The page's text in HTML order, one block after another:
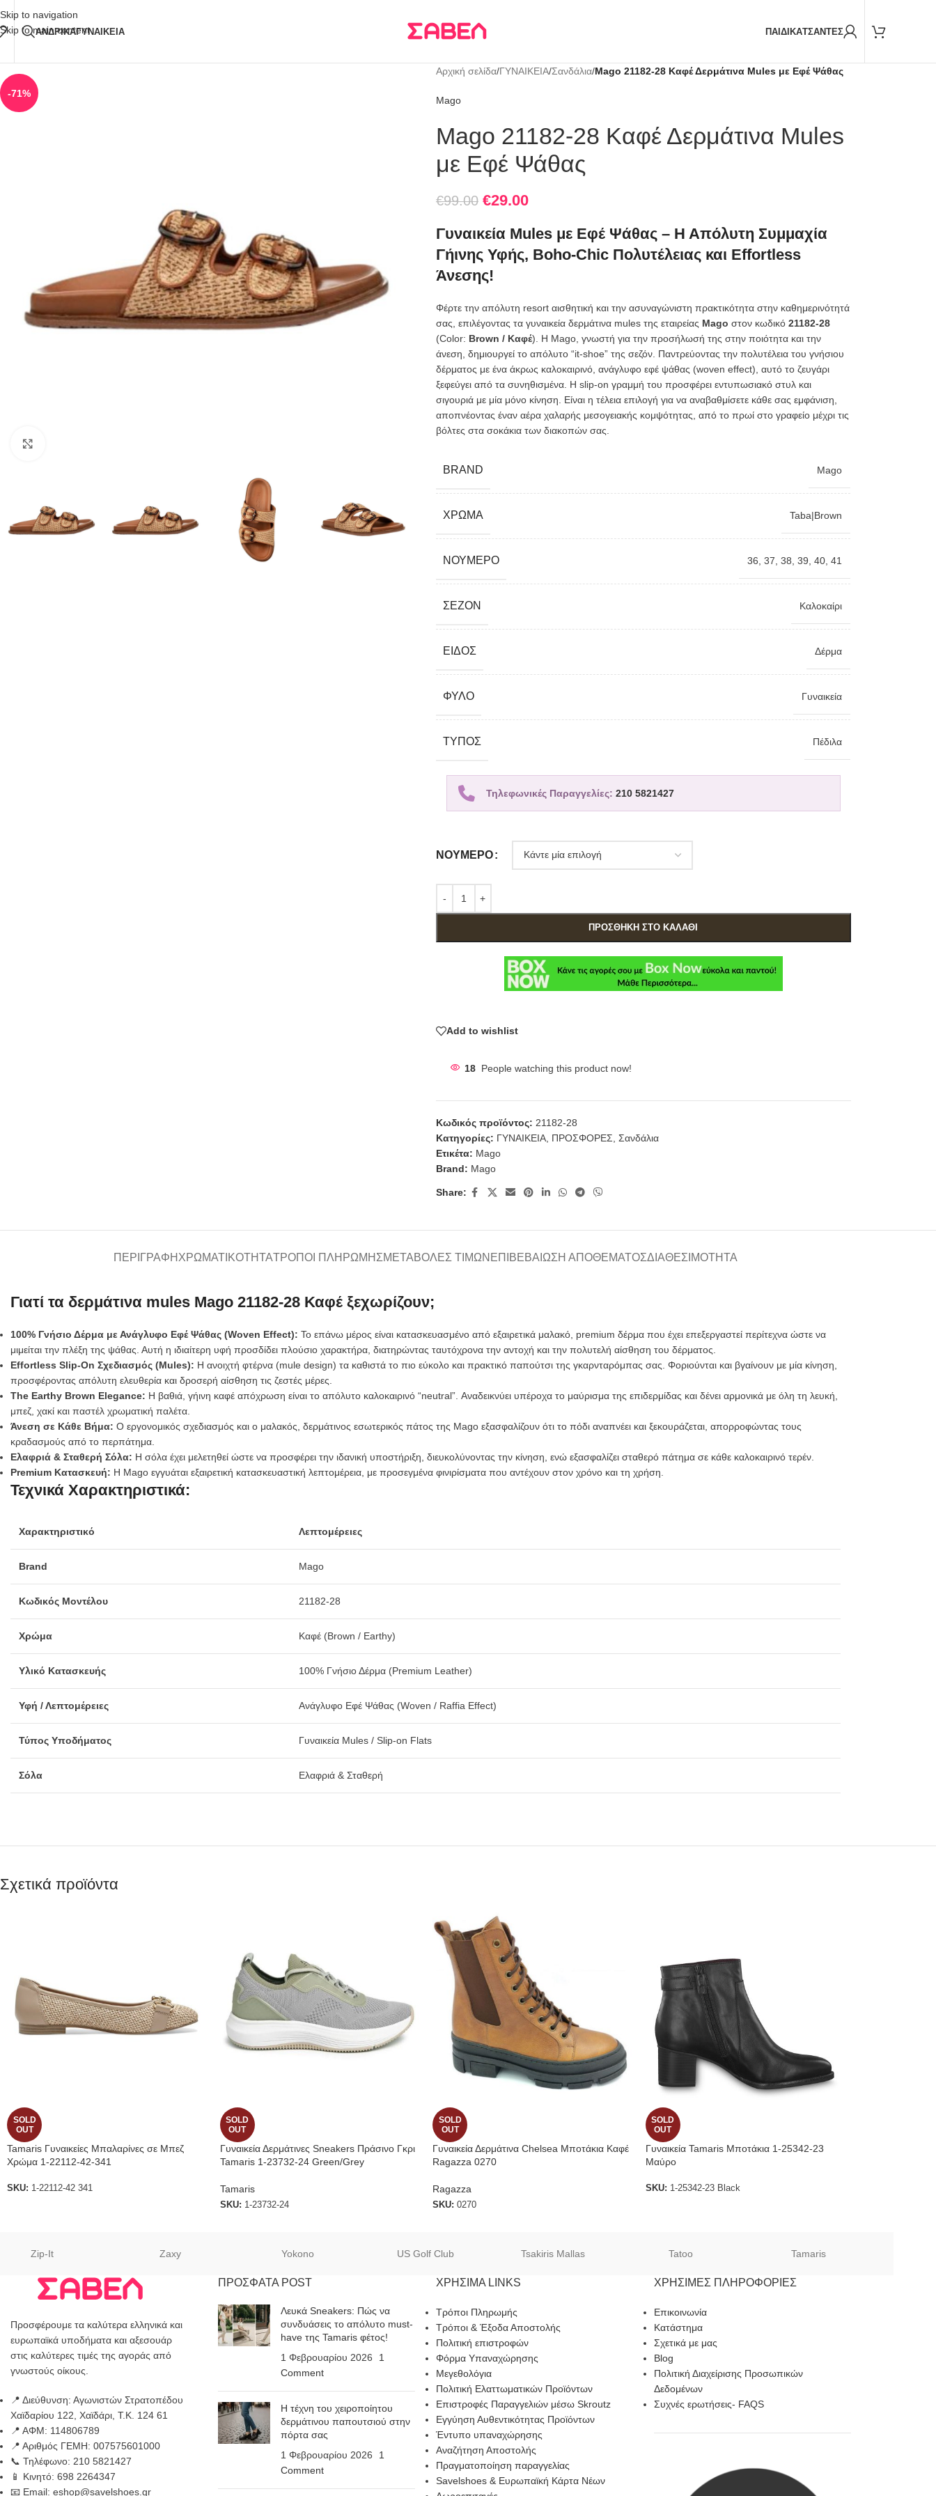
Skip to navigation
Skip to main content
Δωρεάν Μεταφορικά
ΑΝΔΡΙΚΑΓΥΝΑΙΚΕΙΑ ΠΑΙΔΙΚΑΤΣΑΝΤΕΣ
-71%
Αρχική σελίδα/ΓΥΝΑΙΚΕΙΑ/Σανδάλια/Mago 21182-28 Καφέ Δερμάτινα Mules με Εφέ Ψάθας
Mago
Mago 21182-28 Καφέ Δερμάτινα Mules
με Εφέ Ψάθας
€99.00 €29.00
Γυναικεία Mules με Εφέ Ψάθας – Η Απόλυτη Συμμαχία
Γήινης Υφής, Boho-Chic Πολυτέλειας και Effortless
Άνεσης!
Φέρτε την απόλυτη resort αισθητική και την ασυναγώνιστη πρακτικότητα στην καθημερινότητά
σας, επιλέγοντας τα γυναικεία δερμάτινα mules της εταιρείας Mago στον κωδικό 21182-28
(Color: Brown / Καφέ). Η Mago, γνωστή για την προσήλωσή της στην ποιότητα και την
άνεση, δημιουργεί το απόλυτο “it-shoe” της σεζόν. Παντρεύοντας την πολυτέλεια του γνήσιου
δέρματος με ένα άκρως καλοκαιρινό, ανάγλυφο εφέ ψάθας (woven effect), αυτό το ζευγάρι
ξεφεύγει από τα συνηθισμένα. Η slip-on γραμμή του προσφέρει εντυπωσιακό στυλ και
σιγουριά με μία μόνο κίνηση.
Είναι η τέλεια επιλογή για να αναβαθμίσετε κάθε σας εμφάνιση,
αποπνέοντας έναν αέρα χαλαρής μεσογειακής κομψότητας, από το πρωί στο γραφείο μέχρι τις
βόλτες στα σοκάκια των διακοπών σας.
BRAND Mago
ΧΡΏΜΑ Taba|Brown
ΝΟΎΜΕΡΟ 36 37 38 39 40, 41
ΣΕΖΌΝ Καλοκαίρι
ΕΊΔΟΣ Δέρμα
ΦΎΛΟ Γυναικεία
TΎΠΟΣ Πέδιλα
Τηλεφωνικές Παραγγελίες: 210 5821427
ΝΟΎΜΕΡΟ
ΠΡΟΣΘΉΚΗ ΣΤΟ ΚΑΛΆΘΙ
Add to wishlist
18 People watching this product now!
Κωδικός προϊόντος: 21182-28
Κατηγορίες: ΓΥΝΑΙΚΕΙΑ, ΠΡΟΣΦΟΡΕΣ Σανδάλια
Ετικέτα: Mago
Brand: Mago
Share:
ΠΕΡΙΓΡΑΦΉ ΧΡΩΜΑΤΙΚΌΤΗΤΑΤΡΌΠΟΙ ΠΛΗΡΩΜΉΣΜΕΤΑΒΟΛΈΣ ΤΙΜΏΝ ΕΠΙΒΕΒΑΊΩΣΗ ΑΠΟΘΈΜΑΤΟΣΔΙΑΘΕΣΙΜΌΤΗΤΑ
Γιατί τα δερμάτινα mules Mago 21182-28 Καφέ ξεχωρίζουν;
100% Γνήσιο Δέρμα με Ανάγλυφο Εφέ Ψάθας (Woven Effect): Το επάνω μέρος είναι κατασκευασμένο από εξαιρετικά μαλακό, premium δέρμα που έχει επεξεργαστεί περίτεχνα ώστε να
μιμείται την πλέξη της ψάθας. Αυτή η ιδιαίτερη υφή προσδίδει πλούσιο χαρακτήρα, διατηρώντας ταυτόχρονα την αντοχή και την πολυτελή αίσθηση του δέρματος.
Effortless Slip-On Σχεδιασμός (Mules): Η ανοιχτή φτέρνα (mule design) τα καθιστά το πιο εύκολο και πρακτικό παπούτσι της γκαρνταρόμπας σας. Φοριούνται και βγαίνουν με μία κίνηση,
προσφέροντας απόλυτη ελευθερία και δροσερή αίσθηση τις ζεστές μέρες.
The Earthy Brown Elegance: Η βαθιά, γήινη καφέ απόχρωση είναι το απόλυτο καλοκαιρινό “neutral”. Αναδεικνύει υπέροχα το μαύρισμα της επιδερμίδας και δένει αρμονικά με όλη τη λευκή,
μπεζ, χακί και παστέλ χρωματική παλέτα.
Άνεση σε Κάθε Βήμα: Ο εργονομικός σχεδιασμός και ο μαλακός, δερμάτινος εσωτερικός πάτος της Mago εξασφαλίζουν ότι το πόδι αναπνέει και ξεκουράζεται, απορροφώντας τους
κραδασμούς από το περπάτημα.
Ελαφριά & Σταθερή Σόλα: Η σόλα έχει μελετηθεί ώστε να προσφέρει την ιδανική υποστήριξη, διευκολύνοντας την κίνηση, ενώ εξασφαλίζει σταθερό πάτημα σε κάθε καλοκαιρινό τερέν.
Premium Κατασκευή: Η Mago εγγυάται εξαιρετική κατασκευαστική λεπτομέρεια, με προσεγμένα φινιρίσματα που αντέχουν στον χρόνο και τη χρήση.
Τεχνικά Χαρακτηριστικά:
Χαρακτηριστικό Λεπτομέρειες
Brand Mago
Κωδικός Μοντέλου 21182-28
Χρώμα Καφέ (Brown / Earthy)
Υλικό Κατασκευής 100% Γνήσιο Δέρμα (Premium Leather)
Υφή / Λεπτομέρειες Ανάγλυφο Εφέ Ψάθας (Woven / Raffia Effect)
Τύπος Υποδήματος Γυναικεία Mules / Slip-on Flats
Σόλα Ελαφριά & Σταθερή
Σχετικά προϊόντα
SOLD
OUT
Tamaris Γυναικείες Μπαλαρίνες σε Μπεζ
Χρώμα 1-22112-42-341
SKU: 1-22112-42 341
SOLD
OUT
Γυναικεία Δερμάτινες Sneakers Πράσινο Γκρι
Tamaris 1-23732-24 Green/Grey
Tamaris
SKU: 1-23732-24
SOLD
OUT
Γυναικεία Δερμάτινα Chelsea Μποτάκια Καφέ
Ragazza 0270
Ragazza
SKU: 0270
SOLD
OUT
Γυναικεία Tamaris Μποτάκια 1-25342-23
Μαύρο
SKU: 1-25342-23 Black
Zip-It Zaxy Yokono US Golf Club Tsakiris Mallas Tatoo Tamaris
Προσφέρουμε τα καλύτερα ελληνικά και
ευρωπαϊκά υποδήματα και αξεσουάρ
στις καλύτερες τιμές της αγοράς από
γνωστούς οίκους.
📍 Διεύθυνση: Αγωνιστών Στρατοπέδου
Χαϊδαρίου 122, Χαϊδάρι, Τ.Κ. 124 61
📍 ΑΦΜ: 114806789
📍 Αριθμός ΓΕΜΗ: 007575601000
📞 Τηλέφωνο: 210 5821427
📱 Κινητό: 698 2264347
📧 Email: eshop@savelshoes.gr
ΠΡΟΣΦΑΤΑ POST
Λευκά Sneakers: Πώς να
συνδυάσεις το απόλυτο must-
have της Tamaris φέτος!
1 Φεβρουαρίου 2026
1
Comment
Η τέχνη του χειροποίητου
δερμάτινου παπουτσιού στην
πόρτα σας
1 Φεβρουαρίου 2026
1
Comment
ΧΡΗΣΙΜΑ LINKS
Τρόποι Πληρωμής
Τρόποι & Έξοδα Αποστολής
Πολιτική επιστροφών
Φόρμα Υπαναχώρησης
Μεγεθολόγια
Πολιτική Ελαττωματικών Προϊόντων
Επιστροφές Παραγγελιών μέσω Skroutz
Εγγύηση Αυθεντικότητας Προϊόντων
Έντυπο υπαναχώρησης
Αναζήτηση Αποστολής
Πραγματοποίηση παραγγελίας
Savelshoes & Ευρωπαϊκή Κάρτα Νέων
ΧΡΉΣΙΜΕΣ ΠΛΗΡΟΦΟΡΊΕΣ
Επικοινωνία
Κατάστημα
Σχετικά με μας
Blog
Πολιτική Διαχείρισης Προσωπικών
Δεδομένων
Συχνές ερωτήσεις- FAQS